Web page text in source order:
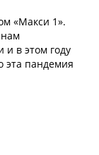
«Макси 1».
и в этом году
эта пандемия